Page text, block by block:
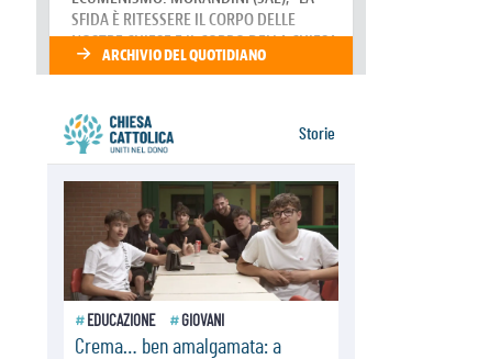
Uruguay, il presidente dei vescovi:
la visita del Papa dono per tutto il
Paese